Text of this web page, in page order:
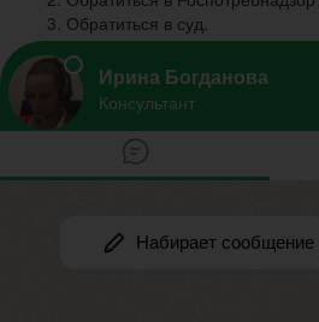
Обратиться в суд.
Примечательно, что субъекты
предоставления претензии
Нюансы
Если на возвращаемом